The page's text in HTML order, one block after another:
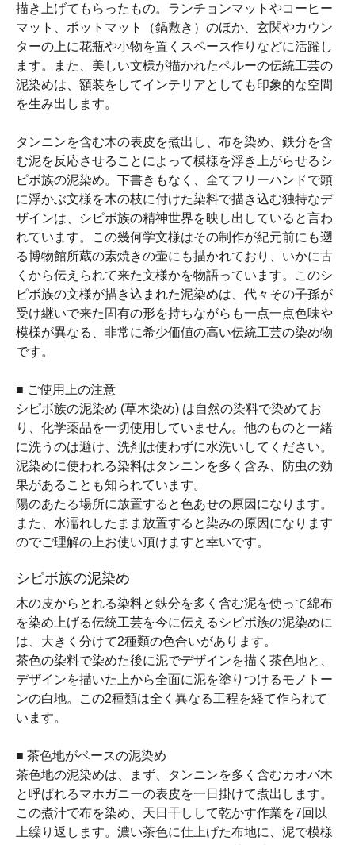
描き上げてもらったもの。ランチョンマットやコーヒー
マット、ポットマット（鍋敷き）のほか、玄関やカウン
ターの上に花瓶や小物を置くスペース作りなどに活躍し
ます。また、美しい文様が描かれたペルーの伝統工芸の
泥染めは、額装をしてインテリアとしても印象的な空間
を生み出します。
タンニンを含む木の表皮を煮出し、布を染め、鉄分を含
む泥を反応させることによって模様を浮き上がらせるシ
ピボ族の泥染め。下書きもなく、全てフリーハンドで頭
に浮かぶ文様を木の枝に付けた染料で描き込む独特なデ
ザインは、シピボ族の精神世界を映し出していると言わ
れています。この幾何学文様はその制作が紀元前にも遡
る博物館所蔵の素焼きの壷にも描かれており、いかに古
くから伝えられて来た文様かを物語っています。このシ
ピボ族の文様が描き込まれた泥染めは、代々その子孫が
受け継いで来た固有の形を持ちながらも一点一点色味や
模様が異なる、非常に希少価値の高い伝統工芸の染め物
です。
■ ご使用上の注意
シピボ族の泥染め (草木染め) は自然の染料で染めてお
り、化学薬品を一切使用していません。他のものと一緒
に洗うのは避け、洗剤は使わずに水洗いしてください。
泥染めに使われる染料はタンニンを多く含み、防虫の効
果があることも知られています。
陽のあたる場所に放置すると色あせの原因になります。
また、水濡れしたまま放置すると染みの原因になります
のでご理解の上お使い頂けますと幸いです。
シピボ族の泥染め
木の皮からとれる染料と鉄分を多く含む泥を使って綿布
を染め上げる伝統工芸を今に伝えるシピボ族の泥染めに
は、大きく分けて2種類の色合いがあります。
茶色の染料で染めた後に泥でデザインを描く茶色地と、
デザインを描いた上から全面に泥を塗りつけるモノトー
ンの白地。この2種類は全く異なる工程を経て作られて
います。
■ 茶色地がベースの泥染め
茶色地の泥染めは、まず、タンニンを多く含むカオバ木
と呼ばれるマホガニーの表皮を一日掛けて煮出します。
この煮汁で布を染め、天日干しして乾かす作業を7回以
上繰り返します。濃い茶色に仕上げた布地に、泥で模様